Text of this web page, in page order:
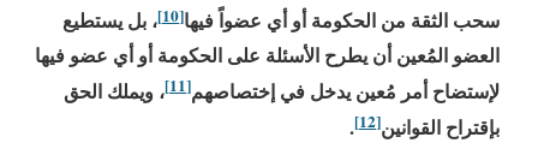
سحب الثقة من الحكومة أو أي عضواً فيها[10]
، بل يستطيع
العضو المُعين أن يطرح الأسئلة على الحكومة أو أي عضو فيها
لإستضاح أمر مُعين يدخل في إختصاصهم[11]
، ويملك الحق
بإقتراح القوانين[12]
.